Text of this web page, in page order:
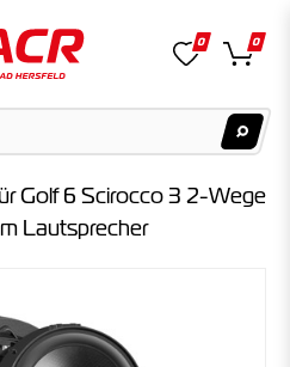
0 0
Golf 6 Scirocco 3 2-Wege
Lautsprecher